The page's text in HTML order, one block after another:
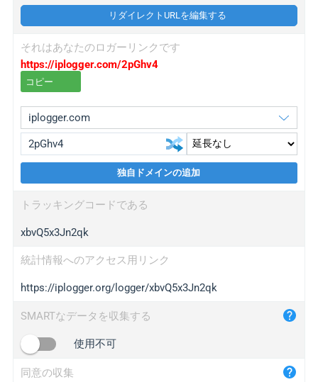
リダイレクトURLを編集する
それはあなたのロガーリンクです
https://iplogger.com/2pGhv4
コピー
wl.gl
ed.tc
bc.ax
iplogger.com
maper.info
2no.co
yip.su
独自ドメインの追加
トラッキングコードである
xbvQ5x3Jn2qk
統計情報へのアクセス用リンク
https://iplogger.org/logger/xbvQ5x3Jn2qk
SMARTなデータを収集する
使用不可
同意の収集